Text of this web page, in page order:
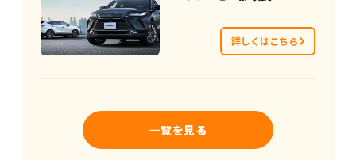
詳しくはこちら
一覧を見る